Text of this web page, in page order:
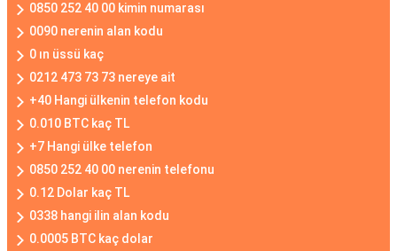
0850 252 40 00 kimin numarası
0090 nerenin alan kodu
0 ın üssü kaç
0212 473 73 73 nereye ait
+40 Hangi ülkenin telefon kodu
0.010 BTC kaç TL
+7 Hangi ülke telefon
0850 252 40 00 nerenin telefonu
0.12 Dolar kaç TL
0338 hangi ilin alan kodu
0.0005 BTC kaç dolar